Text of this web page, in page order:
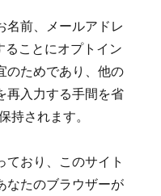
名前、メールアドレ
ことにオプトイン
のためであり、他の
再入力する手間を省
持されます。
ており、このサイト
なたのブラウザーが